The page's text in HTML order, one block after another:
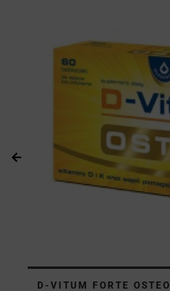
D-VITUM FORTE OSTEO